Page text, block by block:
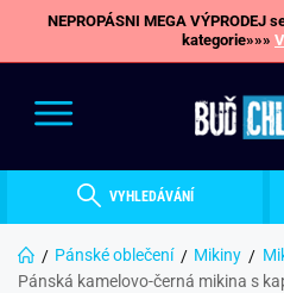
NEPROPÁSNI MEGA VÝPRODEJ
kategorie»»»
VYHLEDÁVÁNÍ
Pánské oblečení Mikiny
Pánská kamelovo-černá mikina s